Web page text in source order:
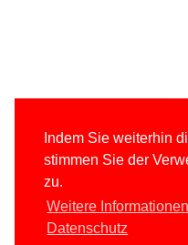
Indem Sie weiterhin
stimmen Sie der
zu.
Weitere
Datenschutz